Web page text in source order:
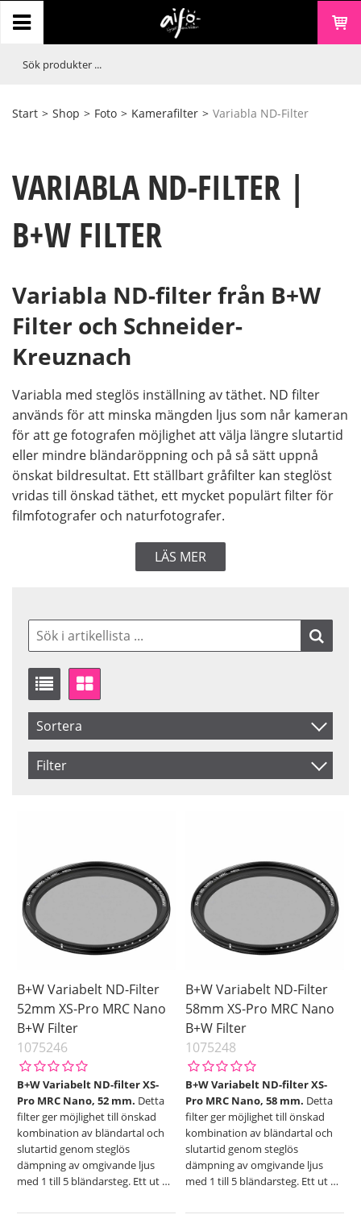
Start > Shop > Foto > Kamerafilter > Variabla ND-Filter
VARIABLA ND-FILTER |
B+W FILTER
Variabla ND-filter från B+W
Filter och Schneider-
Kreuznach
Variabla med steglös inställning av täthet. ND filter
används för att minska mängden ljus som når kameran
för att ge fotografen möjlighet att välja längre slutartid
eller mindre bländaröppning och på så sätt uppnå
önskat bildresultat. Ett ställbart gråfilter kan steglöst
vridas till önskad täthet, ett mycket populärt filter för
filmfotografer och naturfotografer.
LÄS MER
Sortera
Artikelkod
Filter
Pris
52 mm
55 mm
62 mm
67 mm
72 mm
77 mm
82 mm
95 mm
B+W Variabelt ND-Filter
52mm XS-Pro MRC Nano
B+W Filter
1075246
B+W Variabelt ND-filter XS-
Pro MRC Nano, 52 mm. Detta
filter ger möjlighet till önskad
kombination av bländartal och
slutartid genom steglös
dämpning av omgivande ljus
med 1 till 5 bländarsteg. Ett ut …
B+W Variabelt ND-Filter
58mm XS-Pro MRC Nano
B+W Filter
1075248
B+W Variabelt ND-filter XS-
Pro MRC Nano, 58 mm. Detta
filter ger möjlighet till önskad
kombination av bländartal och
slutartid genom steglös
dämpning av omgivande ljus
med 1 till 5 bländarsteg. Ett ut …